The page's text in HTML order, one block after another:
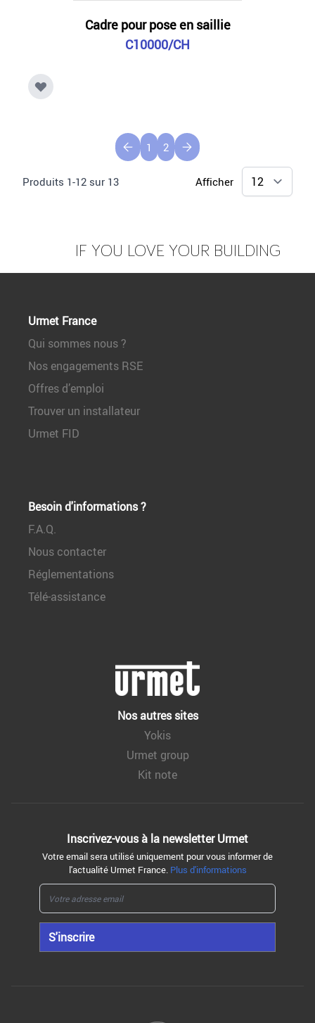
Cadre pour pose en saillie
C10000/CH
Produits 1-12 sur 13
1 2
Afficher
IF YOU LOVE YOUR BUILDING
Urmet France
Qui sommes nous ?
Nos engagements RSE
Offres d’emploi
Trouver un installateur
Urmet FID
Besoin d'informations ?
F.A.Q.
Nous contacter
Réglementations
Télé-assistance
Nos autres sites
Yokis
Urmet group
Kit note
Inscrivez-vous à la newsletter Urmet
Votre email sera utilisé uniquement pour vous informer de
l'actualité Urmet France. Plus d'informations
S'inscrire